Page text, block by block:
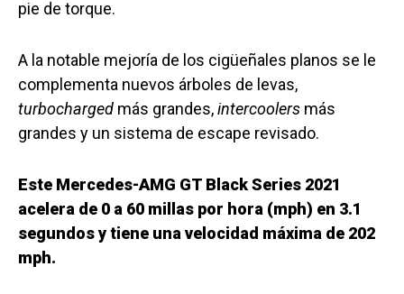
pie de torque.
A la notable mejoría de los cigüeñales planos se le
complementa nuevos árboles de levas,
turbocharged más grandes,intercoolers más
grandes y un sistema de escape revisado.
Este Mercedes-AMG GT Black Series 2021
acelera de 0 a 60 millas por hora (mph) en 3.1
segundos y tiene una velocidad máxima de 202
mph.